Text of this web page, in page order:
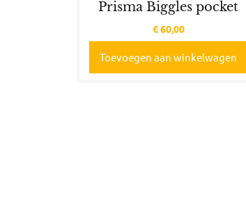
Prisma Biggles pocket
€60,00
Toevoegen aan winkelwagen